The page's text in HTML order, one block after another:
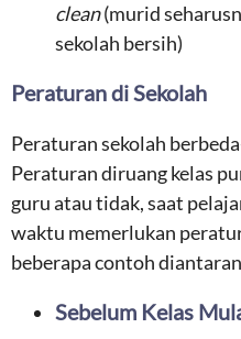
clean(murid
sekolah bersih)
Peraturan di Sekolah
Peraturan sekolah
Peraturan diruang kelas
guru atau tidak, saat
waktu memerlukan
beberapa contoh
Sebelum Kelas